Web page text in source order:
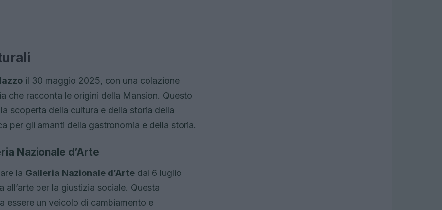
il 30 maggio 2025, con una colazione
che racconta le origini della Mansion. Questo
scoperta della cultura e della storia della
per gli amanti della gastronomia e della storia.
Nazionale d’Arte
la Galleria Nazionale d’Arte dal 6 luglio
per la giustizia sociale. Questa
essere un veicolo di cambiamento e